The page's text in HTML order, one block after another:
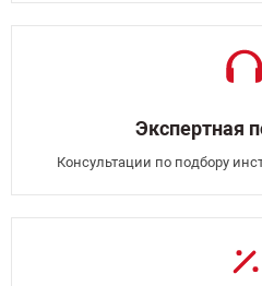
Экспертная
Консультации по подбору